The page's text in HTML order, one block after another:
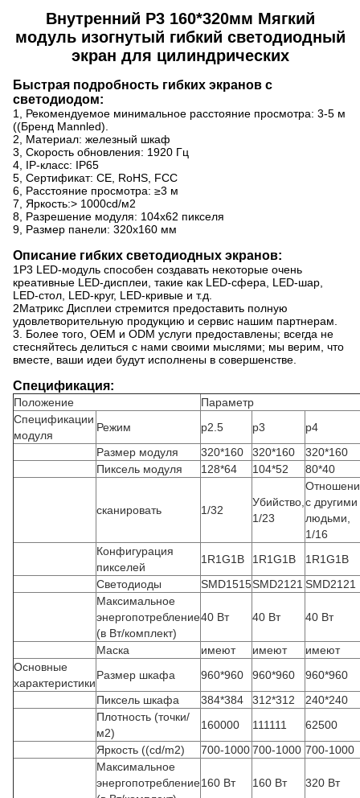
Внутренний P3 160*320мм Мягкий
модуль изогнутый гибкий светодиодный
экран для цилиндрических
Быстрая подробность гибких экранов с
светодиодом:
1, Рекомендуемое минимальное расстояние просмотра: 3-5 м
((Бренд Mannled).
2, Материал: железный шкаф
3, Скорость обновления: 1920 Гц
4, IP-класс: IP65
5, Сертификат: CE, RoHS, FCC
6, Расстояние просмотра: ≥3 м
7, Яркость:> 1000cd/м2
8, Разрешение модуля: 104x62 пикселя
9, Размер панели: 320x160 мм
Описание гибких светодиодных экранов:
1P3 LED-модуль способен создавать некоторые очень
креативные LED-дисплеи, такие как LED-сфера, LED-шар,
LED-стол, LED-круг, LED-кривые и т.д.
2Матрикс Дисплеи стремится предоставить полную
удовлетворительную продукцию и сервис нашим партнерам.
3. Более того, OEM и ODM услуги предоставлены; всегда не
стесняйтесь делиться с нами своими мыслями; мы верим, что
вместе, ваши идеи будут исполнены в совершенстве.
Спецификация:
Положение
Параметр
Спецификации
модуля
Режим p2.5 p3
p4
Размер модуля
320*160 320*160
320*160
Пиксель модуля
128*64 104*52 80*40
сканировать 1/32
Убийство,
1/23
с другими
людьми,
1/16
Конфигурация
пикселей
1R1G1B 1R1G1B
1R1G1B
Светодиоды
SMD1515SMD2121 SMD2121
Максимальное
энергопотребление
(в Вт/комплект)
40 Вт 40 Вт 40 Вт
Маска имеют имеют
имеют
Основные
характеристики
Размер шкафа 960*960 960*960
960*960
Пиксель шкафа
384*384 312*312
240*240
Плотность (точки/
м2)
160000 111111
62500
Яркость ((cd/m2)
700-1000700-1000 700-1000
Максимальное
энергопотребление160 Вт 160 Вт 320 Вт